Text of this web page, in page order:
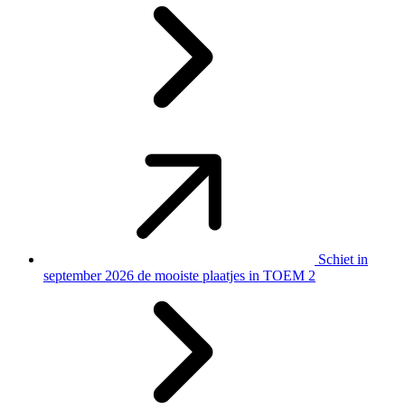
Schiet in
september 2026 de mooiste plaatjes in TOEM 2